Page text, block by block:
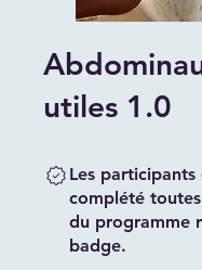
utiles 1.0
Les
complété
du programme
badge.